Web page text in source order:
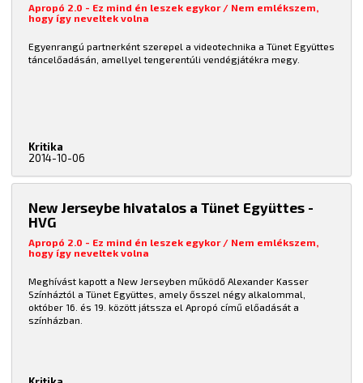
Apropó 2.0 - Ez mind én leszek egykor / Nem emlékszem,
hogy így neveltek volna
Egyenrangú partnerként szerepel a videotechnika a Tünet Együttes
táncelőadásán, amellyel tengerentúli vendégjátékra megy.
Kritika
2014-10-06
New Jerseybe hivatalos a Tünet Együttes -
HVG
Apropó 2.0 - Ez mind én leszek egykor / Nem emlékszem,
hogy így neveltek volna
Meghívást kapott a New Jerseyben működő Alexander Kasser
Színháztól a Tünet Együttes, amely ősszel négy alkalommal,
október 16. és 19. között játssza el Apropó című előadását a
színházban.